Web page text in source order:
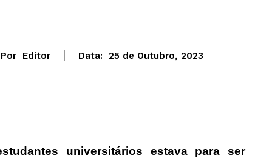
Por Editor Data: 25 de Outubro, 2023
universitários estava para ser